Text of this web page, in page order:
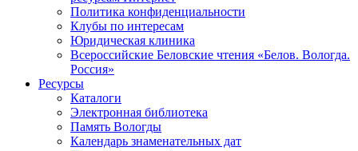
Политика конфиденциальности
Клубы по интересам
Юридическая клиника
Всероссийские Беловские чтения «Белов. Вологда.
Россия»
Ресурсы
Каталоги
Электронная библиотека
Память Вологды
Календарь знаменательных дат